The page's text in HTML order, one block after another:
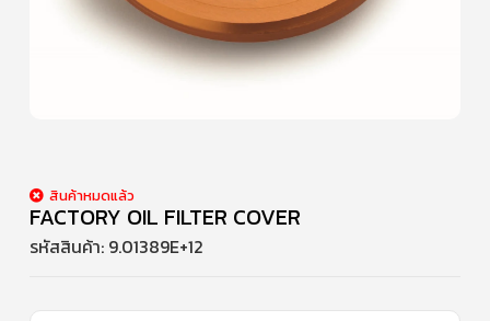
สินค้าหมดแล้ว
FACTORY OIL FILTER COVER
รหัสสินค้า: 9.01389E+12